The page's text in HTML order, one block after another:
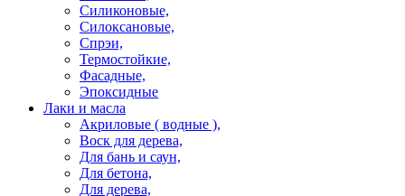
Силиконовые,
Силоксановые,
Спрэи,
Термостойкие,
Фасадные,
Эпоксидные
Лаки и масла
Акриловые ( водные ),
Воск для дерева,
Для бань и саун,
Для бетона,
Для дерева,